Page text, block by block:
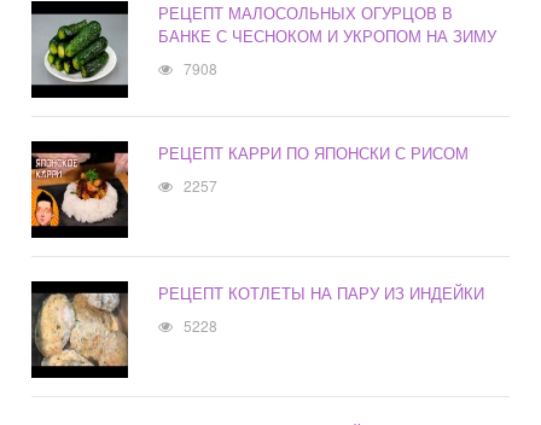
РЕЦЕПТ МАЛОСОЛЬНЫХ ОГУРЦОВ В
БАНКЕ С ЧЕСНОКОМ И УКРОПОМ НА ЗИМУ
7908
РЕЦЕПТ КАРРИ ПО ЯПОНСКИ С РИСОМ
2257
РЕЦЕПТ КОТЛЕТЫ НА ПАРУ ИЗ ИНДЕЙКИ
5228